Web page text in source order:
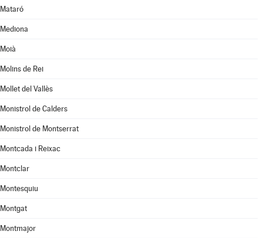
Mataró
Mediona
Moià
Molins de Rei
Mollet del Vallès
Monistrol de Calders
Monistrol de Montserrat
Montcada i Reixac
Montclar
Montesquiu
Montgat
Montmajor